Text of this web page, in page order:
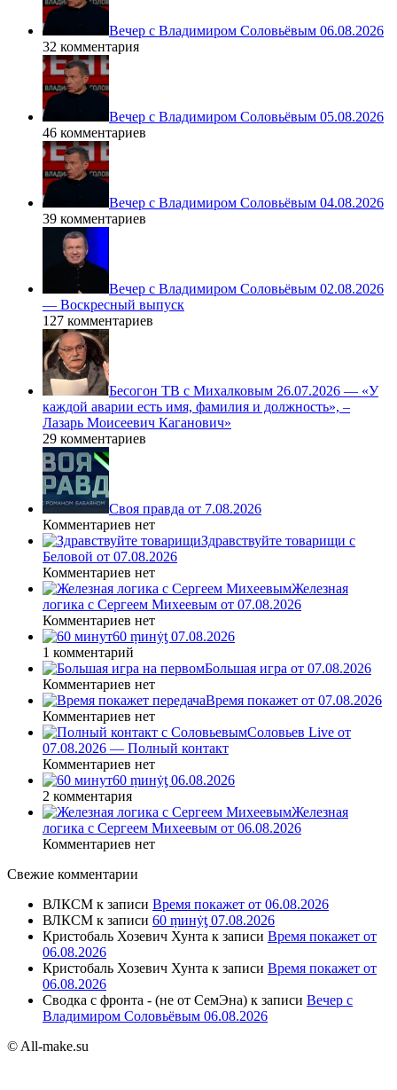
Вечер с Владимиром Соловьёвым 06.08.2026
32 комментария
Вечер с Владимиром Соловьёвым 05.08.2026
46 комментариев
Вечер с Владимиром Соловьёвым 04.08.2026
39 комментариев
Вечер с Владимиром Соловьёвым 02.08.2026
— Воскресный выпуск
127 комментариев
Бесогон ТВ с Михалковым 26.07.2026 — «У
каждой аварии есть имя, фамилия и должность», –
Лазарь Моисеевич Каганович»
29 комментариев
Своя правда от 7.08.2026
Комментариев нет
Здравствуйте товарищи с
Беловой от 07.08.2026
Комментариев нет
Железная
логика с Сергеем Михеевым от 07.08.2026
Комментариев нет
60 ṃинẏƫ 07.08.2026
1 комментарий
Большая игра от 07.08.2026
Комментариев нет
Время покажет от 07.08.2026
Комментариев нет
Соловьев Live от
07.08.2026 — Полный контакт
Комментариев нет
60 ṃинẏƫ 06.08.2026
2 комментария
Железная
логика с Сергеем Михеевым от 06.08.2026
Комментариев нет
Свежие комментарии
ВЛКСМ к записи Время покажет от 06.08.2026
ВЛКСМ к записи 60 ṃинẏƫ 07.08.2026
Кристобаль Хозевич Хунта к записи Время покажет от
06.08.2026
Кристобаль Хозевич Хунта к записи Время покажет от
06.08.2026
Сводка с фронта - (не от СемЭна) к записи Вечер с
Владимиром Соловьёвым 06.08.2026
© All-make.su